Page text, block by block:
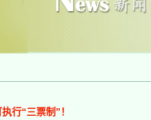
行“三票制”！